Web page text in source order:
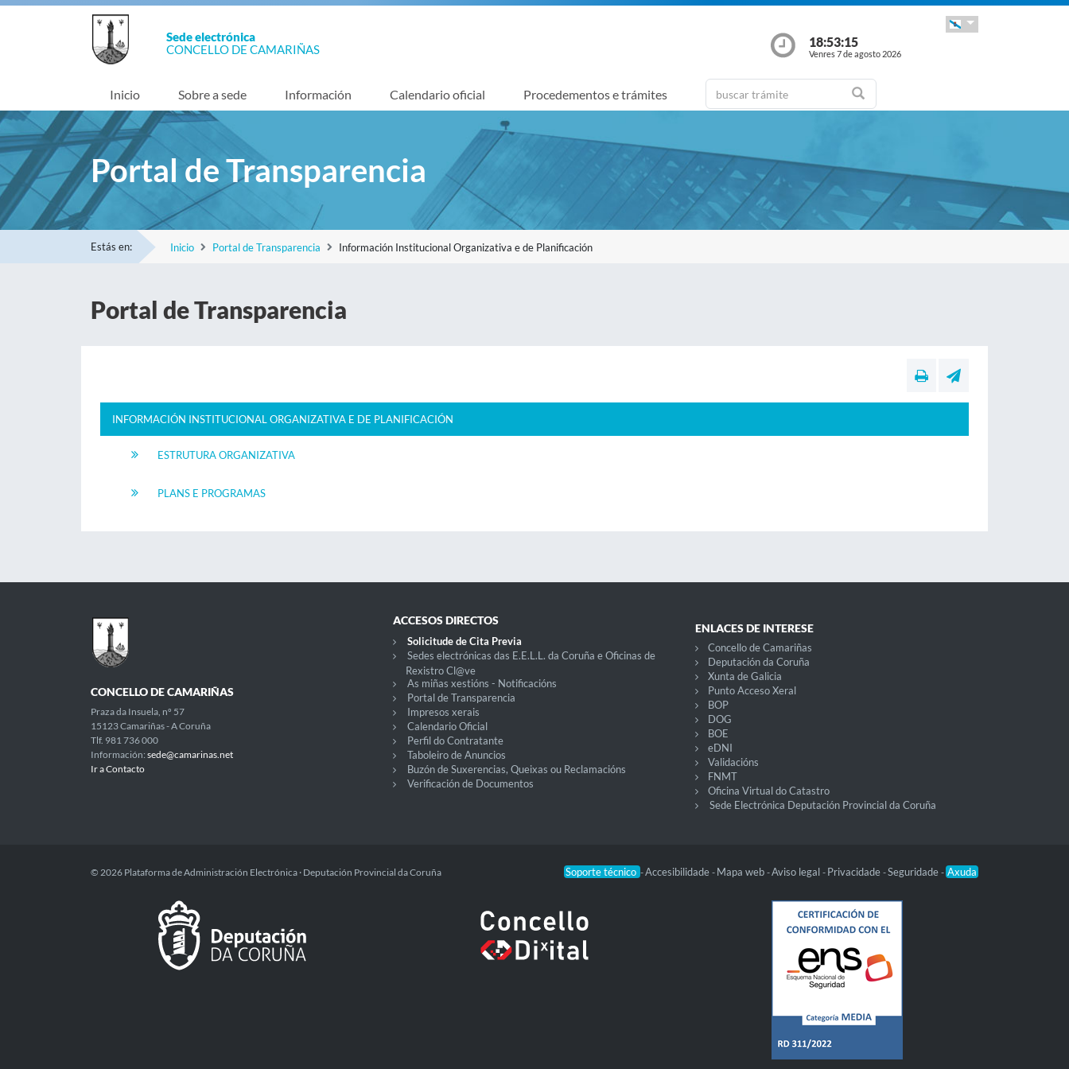
Sede electrónica
CONCELLO DE CAMARIÑAS
18:53:16
Venres 7 de agosto 2026
Inicio Sobre a sede Información Calendario oficial Procedementos e trámites
Portal de Transparencia
Estás en: Inicio Portal de Transparencia Información Institucional Organizativa e de Planificación
Portal de Transparencia
INFORMACIÓN INSTITUCIONAL ORGANIZATIVA E DE PLANIFICACIÓN
ESTRUTURA ORGANIZATIVA
PLANS E PROGRAMAS
CONCELLO DE CAMARIÑAS
Praza da Insuela, nº 57
15123 Camariñas - A Coruña
Tlf. 981 736 000
Información: sede@camarinas.net
Ir a Contacto
ACCESOS DIRECTOS
Solicitude de Cita Previa
Sedes electrónicas das E.E.L.L. da Coruña e Oficinas de
Rexistro Cl@ve
As miñas xestións - Notificacións
Portal de Transparencia
Impresos xerais
Calendario Oficial
Perfil do Contratante
Taboleiro de Anuncios
Buzón de Suxerencias, Queixas ou Reclamacións
Verificación de Documentos
ENLACES DE INTERESE
Concello de Camariñas
Deputación da Coruña
Xunta de Galicia
Punto Acceso Xeral
BOP
DOG
BOE
eDNI
Validacións
FNMT
Oficina Virtual do Catastro
Sede Electrónica Deputación Provincial da Coruña
Soporte técnico -Accesibilidade - Mapa web -Aviso legal - Privacidade -Seguridade - Axuda
© 2026 Plataforma de Administración Electrónica · Deputación Provincial da Coruña